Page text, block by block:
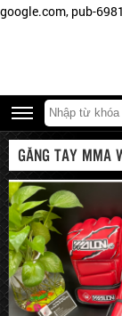
google.com, pub-
GĂNG TAY MMA
tiếng
Pretorian,
Fairtex,
Walon,
FDX,
Jduanl,
Kwon,
Twins,
Kangrui,
Everlast,
Damian,...